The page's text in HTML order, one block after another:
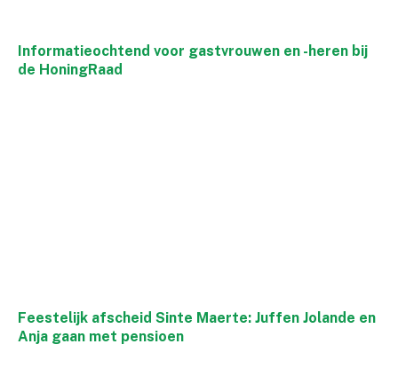
Informatieochtend voor gastvrouwen en -heren bij
de HoningRaad
Feestelijk afscheid Sinte Maerte: Juffen Jolande en
Anja gaan met pensioen